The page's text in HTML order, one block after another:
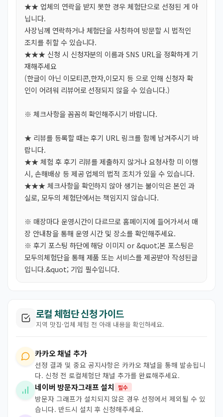
★★ 업체의 연락을 받지 못한 경우 체험단으로 선정된 게 아
닙니다.
사장님께 연락하거나 체험단을 사칭하여 방문할 시 법적인
조치를 취할 수 있습니다.
★★★ 신청 시 신청자분의 이름과 SNS URL을 정확하게 기
재해주세요
(한글이 아닌 이모티콘,한자,이모지 등 으로 인해 신청자 확
인이 어려워 리뷰어로 선정되지 않을 수 있습니다.)
※ 체크사항을 꼼꼼히 확인해주시기 바랍니다.
★ 리뷰를 등록할 때는 후기 URL 링크를 함께 남겨주시기 바
랍니다.
★★ 체험 후 후기 리뷰를 제출하지 않거나 요청사항 미 이행
시, 손해배상 등 제공 업체의 법적 조치가 있을 수 있습니다.
★★★ 체크사항을 확인하지 않아 생기는 불이익은 본인 과
실로, 모두의 체험단에서는 책임지지 않습니다.
※ 매장마다 운영시간이 다르므로 홈페이지에 들어가셔서 매
장 안내창을 통해 운영 시간 및 장소를 확인해주세요.
※ 후기 포스팅 하단에 해당 이미지 or &quot;본 포스팅은
모두의체험단을 통해 제품 또는 서비스를 제공받아 작성된글
입니다.&quot; 기입 필수입니다.
로컬 체험단 신청 가이드
지역 맛집·업체 체험 전 아래 내용을 확인하세요.
카카오 채널 추가
선정 결과 및 중요 공지사항은 카카오 채널을 통해 발송됩니
다. 신청 전 로컬체험단 채널 추가를 완료해주세요.
네이버 방문자그래프 설치 필수
방문자 그래프가 설치되지 않은 경우 선정에서 제외될 수 있
습니다. 반드시 설치 후 신청해주세요.